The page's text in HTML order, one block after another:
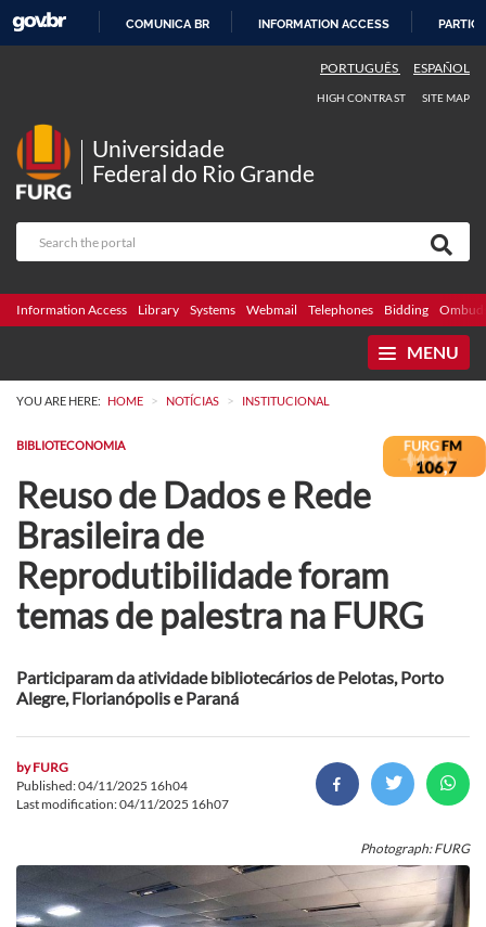
COMUNICA BR INFORMATION ACCESS
PORTUGUÊS ESPAÑOL
HIGH CONTRAST SITE MAP
Universidade
Federal do Rio Grande
Information Access Library Systems Webmail Telephones Bidding
MENU
YOU ARE HERE: HOME > NOTÍCIAS > INSTITUCIONAL
BIBLIOTECONOMIA
Reuso de Dados e Rede
Brasileira de
Reprodutibilidade foram
temas de palestra na FURG
Participaram da atividade bibliotecários de Pelotas, Porto
Alegre, Florianópolis e Paraná
byFURG
Published: 04/11/2025 16h04
Last modification: 04/11/2025 16h07
Photograph: FURG